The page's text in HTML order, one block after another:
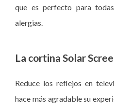
que es perfecto para
alergias.
La cortina Solar
Reduce los reflejos en
hace más agradable su